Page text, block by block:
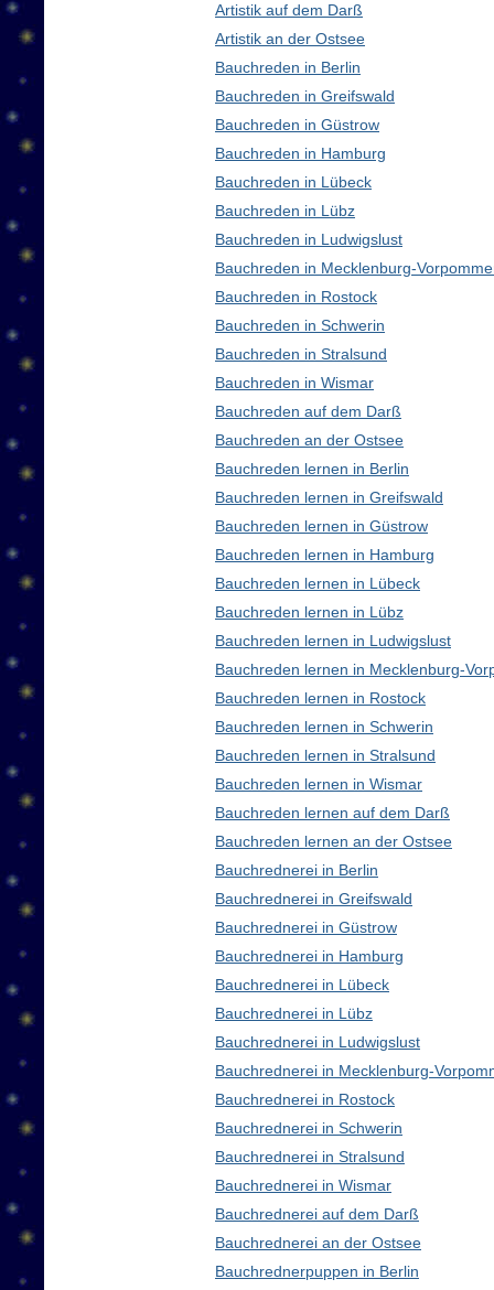
Artistik auf dem Darß
Artistik an der Ostsee
Bauchreden in Berlin
Bauchreden in Greifswald
Bauchreden in Güstrow
Bauchreden in Hamburg
Bauchreden in Lübeck
Bauchreden in Lübz
Bauchreden in Ludwigslust
Bauchreden in Mecklenburg-
Bauchreden in Rostock
Bauchreden in Schwerin
Bauchreden in Stralsund
Bauchreden in Wismar
Bauchreden auf dem Darß
Bauchreden an der Ostsee
Bauchreden lernen in Berlin
Bauchreden lernen in Greifswald
Bauchreden lernen in Güstrow
Bauchreden lernen in Hamburg
Bauchreden lernen in Lübeck
Bauchreden lernen in Lübz
Bauchreden lernen in Ludwigslust
Bauchreden lernen in Mecklenburg-
Bauchreden lernen in Rostock
Bauchreden lernen in Schwerin
Bauchreden lernen in Stralsund
Bauchreden lernen in Wismar
Bauchreden lernen auf dem Darß
Bauchreden lernen an der Ostsee
Bauchrednerei in Berlin
Bauchrednerei in Greifswald
Bauchrednerei in Güstrow
Bauchrednerei in Hamburg
Bauchrednerei in Lübeck
Bauchrednerei in Lübz
Bauchrednerei in Ludwigslust
Bauchrednerei in Mecklenburg-
Bauchrednerei in Rostock
Bauchrednerei in Schwerin
Bauchrednerei in Stralsund
Bauchrednerei in Wismar
Bauchrednerei auf dem Darß
Bauchrednerei an der Ostsee
Bauchrednerpuppen in Berlin